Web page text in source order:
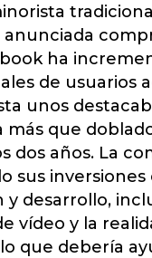
anunciada
ha
de usuarios
unos
más que
dos años. La
sus inversiones
y desarrollo,
vídeo y la
que debería